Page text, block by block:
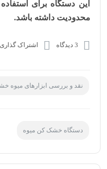
این دستگاه برای
محدودیت داشته باشد.
3 دیدگاه اشتراک گذاری
نقد و بررسی ابزارهای میوه
دستگاه خشک کن میوه